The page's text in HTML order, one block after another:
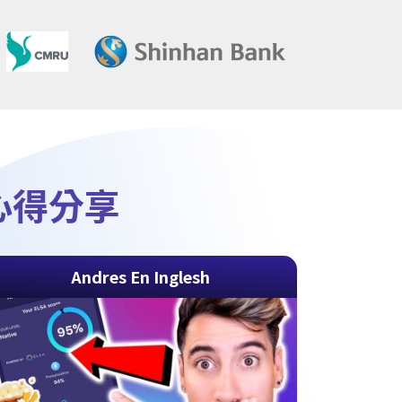
分享
Andres En Inglesh